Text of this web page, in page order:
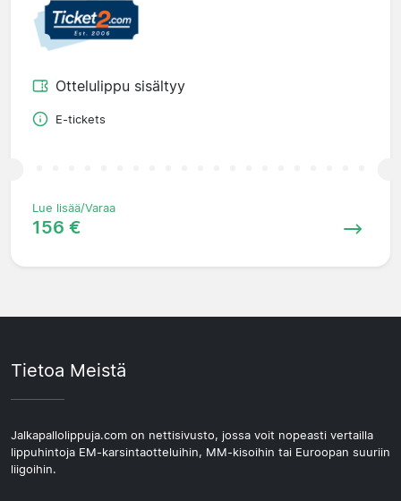
Ottelulippu sisältyy
E-tickets
Lue lisää/Varaa
156 €
Tietoa Meistä
Jalkapallolippuja.com on nettisivusto, jossa voit nopeasti vertailla
lippuhintoja EM-karsintaotteluihin, MM-kisoihin tai Euroopan suuriin
liigoihin.